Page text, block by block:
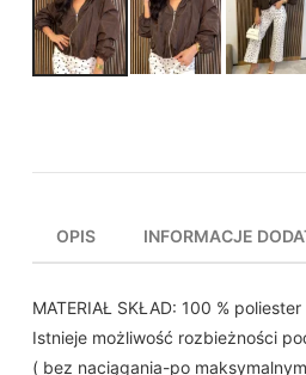
OPIS INFORMACJE
MATERIAŁ SKŁAD: 100 % poliester
Istnieje możliwość rozbieżności
( bez naciągania-po